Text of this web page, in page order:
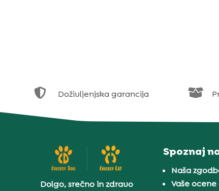
 Doživljenjska garancija 
Dolgo, srečno in zdravo
Spoznaj
Naša
Vaše ocene